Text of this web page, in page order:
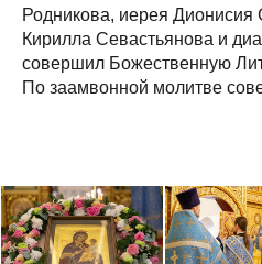
Родникова, иерея Дионисия
Кирилла Севастьянова и
совершил Божественную
По заамвонной молитве